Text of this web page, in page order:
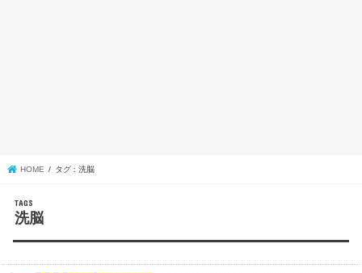
HOME タグ : 洗脳
洗脳